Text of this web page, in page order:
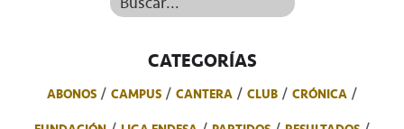
CATEGORÍAS
ABONOS CAMPUS CANTERA CLUB
CRÓNICA